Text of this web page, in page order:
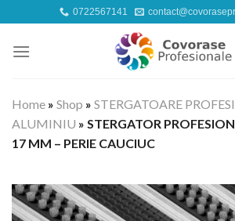
to
content
0722567141
Home » Shop » STERGATOARE
ALUMINIU » STERGATOR
17 MM – PERIE CAUCIUC